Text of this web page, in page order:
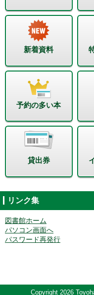
新着資料
予約の多い本
貸出券
リンク集
図書館ホーム
パソコン画面へ
パスワード再発行
Copyright 2026